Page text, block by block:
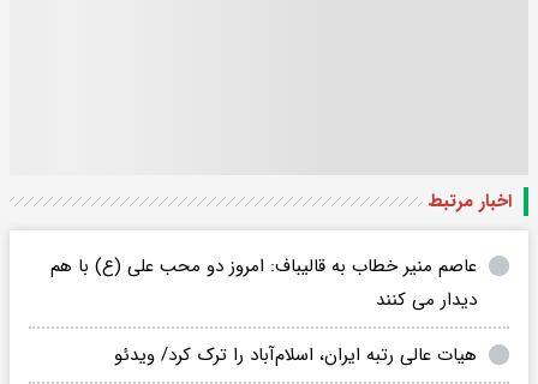
اخبار مرتبط
عاصم منیر خطاب به قالیباف: امروز دو محب علی (ع) با هم
دیدار می کنند
هیات عالی رتبه ایران، اسلام‌آباد را ترک کرد/ ویدئو